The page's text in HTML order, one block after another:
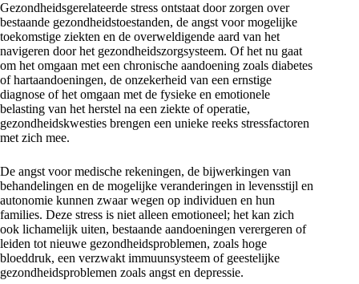
Gezondheidsgerelateerde stress ontstaat door zorgen over
bestaande gezondheidstoestanden, de angst voor mogelijke
toekomstige ziekten en de overweldigende aard van het
navigeren door het gezondheidszorgsysteem. Of het nu gaat
om het omgaan met een chronische aandoening zoals diabetes
of hartaandoeningen, de onzekerheid van een ernstige
diagnose of het omgaan met de fysieke en emotionele
belasting van het herstel na een ziekte of operatie,
gezondheidskwesties brengen een unieke reeks stressfactoren
met zich mee.
De angst voor medische rekeningen, de bijwerkingen van
behandelingen en de mogelijke veranderingen in levensstijl en
autonomie kunnen zwaar wegen op individuen en hun
families. Deze stress is niet alleen emotioneel; het kan zich
ook lichamelijk uiten, bestaande aandoeningen verergeren of
leiden tot nieuwe gezondheidsproblemen, zoals hoge
bloeddruk, een verzwakt immuunsysteem of geestelijke
gezondheidsproblemen zoals angst en depressie.